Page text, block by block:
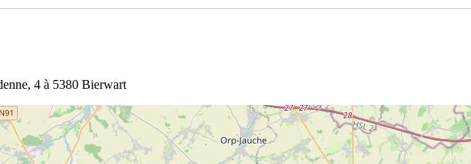
4 à 5380 Bierwart